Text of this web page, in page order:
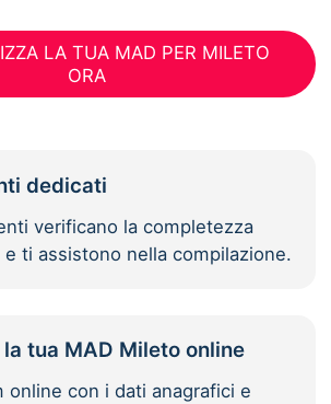
LA TUA MAD PER MILETO
ORA
dedicati
verificano la completezza
e ti assistono nella compilazione.
tua MAD Mileto online
online con i dati anagrafici e